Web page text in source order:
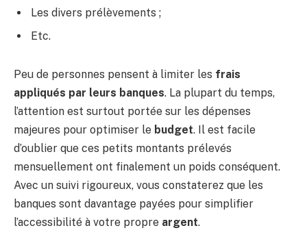
Les divers prélèvements ;
Etc.
Peu de personnes pensent à limiter les frais
appliqués par leurs banques. La plupart du temps,
l’attention est surtout portée sur les dépenses
majeures pour optimiser le budget. Il est facile
d’oublier que ces petits montants prélevés
mensuellement ont finalement un poids conséquent.
Avec un suivi rigoureux, vous constaterez que les
banques sont davantage payées pour simplifier
l’accessibilité à votre propre argent.